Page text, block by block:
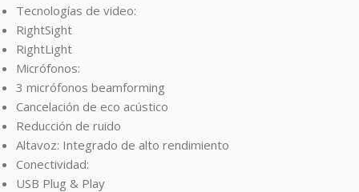
Tecnologías de video:
RightSight
RightLight
Micrófonos:
3 micrófonos beamforming
Cancelación de eco acústico
Reducción de ruido
Altavoz: Integrado de alto rendimiento
Conectividad:
USB Plug & Play